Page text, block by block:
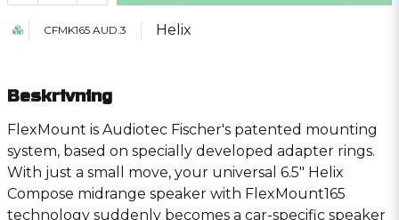
CFMK165 AUD.3 Helix
Beskrivning
FlexMount is Audiotec Fischer′s patented mounting
system, based on specially developed adapter rings.
With just a small move, your universal 6.5″ Helix
Compose midrange speaker with FlexMount165
technology suddenly becomes a car-specific speaker